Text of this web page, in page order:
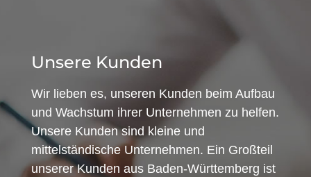
Unsere Kunden
Wir lieben es, unseren Kunden beim Aufbau
und Wachstum ihrer Unternehmen zu helfen.
Unsere Kunden sind kleine und
mittelständische Unternehmen. Ein Großteil
unserer Kunden aus Baden-Württemberg ist